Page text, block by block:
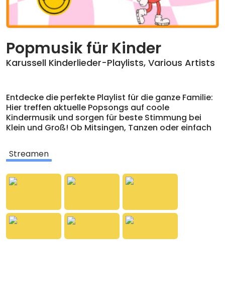
Popmusik für Kinder
Karussell Kinderlieder-Playlists, Various Artists
Entdecke die perfekte Playlist für die ganze Familie:
Hier treffen aktuelle Popsongs auf coole
Kindermusik und sorgen für beste Stimmung bei
Klein und Groß! Ob Mitsingen, Tanzen oder einfach
nächste Familienparty.
Freu dich auf beliebte Hits und starke Künstler wie
Freunde, LEONY, SOPHIA und viele mehr. Die bunte
Mischung aus Kinderliedern, Family Pop und
perfekten Begleiter für jeden Tag.
Streamen